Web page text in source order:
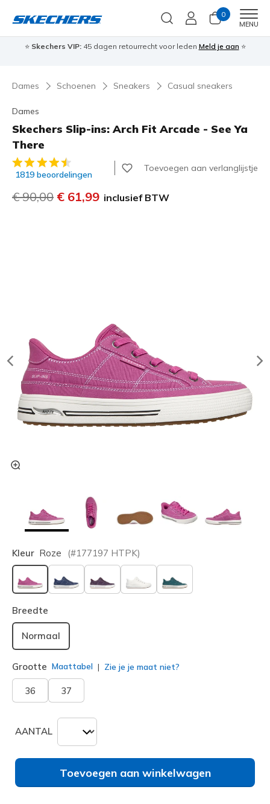
0
MENU
⭐ Skechers VIP:45 dagen retourrecht voor leden Meld je aan ⭐
Dames Schoenen Sneakers Casual sneakers
Dames
Skechers Slip-ins: Arch Fit Arcade - See Ya
There
5 van de 5 klantbeoordelingen
1819 beoordelingen
Toevoegen aan verlanglijstje
Prijs verlaagd van
€ 90,00 naar
€ 61,99 inclusief BTW
Kleur Roze (#177197 HTPK)
geselecteerd
Breedte
Normaal
Grootte Maattabel Zie je je maat niet?
36 37
AANTAL
Toevoegen aan winkelwagen